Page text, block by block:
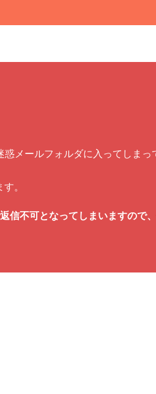
惑メールフォルダに入ってしまっ
。
可となってしまいますので